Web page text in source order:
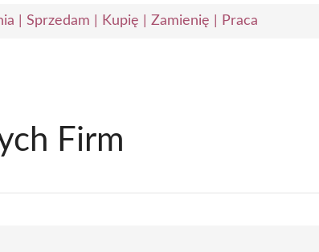
| Sprzedam | Kupię | Zamienię | Praca
Firm